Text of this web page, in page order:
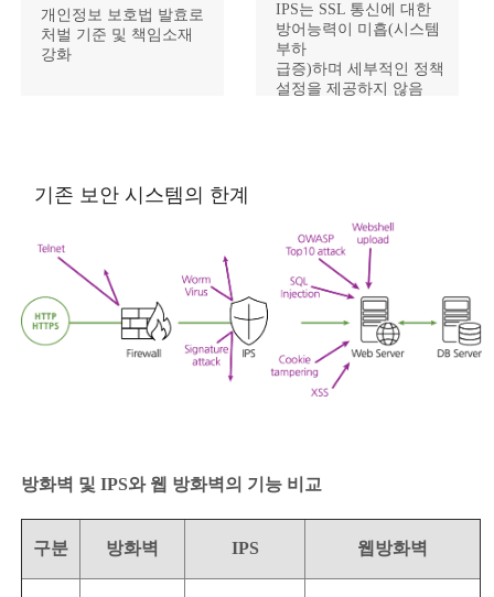
개인정보 보호법 발효로
처벌 기준 및 책임소재
강화
IPS는 SSL 통신에 대한
방어능력이 미흡(시스템
부하
급증)하며 세부적인 정책
설정을 제공하지 않음
기존 보안 시스템의 한계
방화벽 및 IPS와 웹 방화벽의 기능 비교
구분 방화벽 IPS 웹방화벽